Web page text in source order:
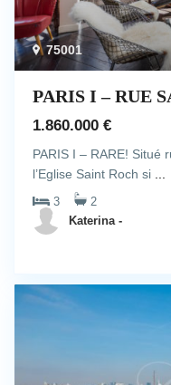
75001
PARIS I – RUE
1.860.000 €
PARIS I – RARE! Situé
l’Eglise Saint Roch si
3 2
Katerina -